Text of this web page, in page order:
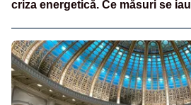
criza energetică. Ce măsuri se iau